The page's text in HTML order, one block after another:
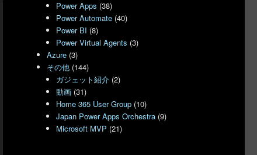
Power Apps (38)
Power Automate (40)
Power BI (8)
Power Virtual Agents (3)
Azure (3)
その他 (144)
ガジェット紹介 (2)
動画 (31)
Home 365 User Group (10)
Japan Power Apps Orchestra (9)
Microsoft MVP (21)